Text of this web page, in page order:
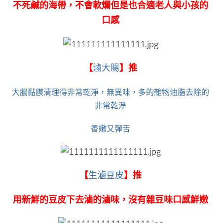
不死鹹的海帶，不會軟爛但是也合適老人與小孩的
口感
【滷大腸】推
大腸黏膜清理得非常乾淨，無異味，多的雜物油脂去除的
非常乾淨
香嫩又彈舌
【生滷豆皮】推
用新鮮的豆皮下去滷的滷味，沒有雜豆味口感鮮嫩